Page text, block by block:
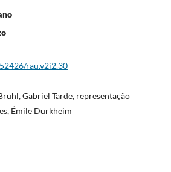
rau.v2i2.30
Gabriel Tarde, representação
Émile Durkheim